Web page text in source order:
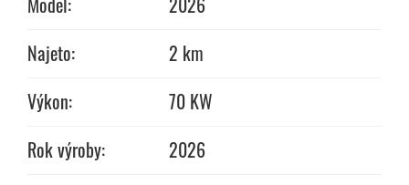
Model:
2026
Najeto:
2 km
Výkon:
70 KW
Rok výroby:
2026